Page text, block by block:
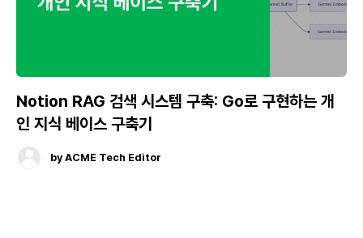
Notion RAG 검색 시스템 구축: Go로 구현하는 개
인 지식 베이스 구축기
by ACME Tech Editor